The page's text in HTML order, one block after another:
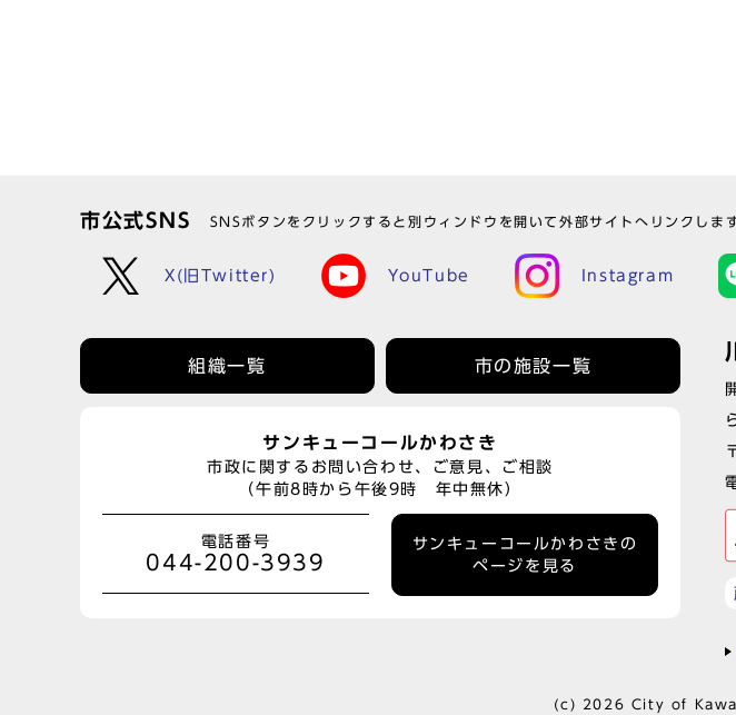
市公式SNS SNSボタンをクリックすると別ウィンドウを開いて外部サイトへリンクしま
X(旧Twitter) YouTube Instagram
組織一覧 市の施設一覧
サンキューコールかわさき
市政に関するお問い合わせ、ご意見、ご相談
（午前8時から午後9時 年中無休）
電話番号
044-200-3939
サンキューコールかわさきの
ページを見る
(c) 2026 City of